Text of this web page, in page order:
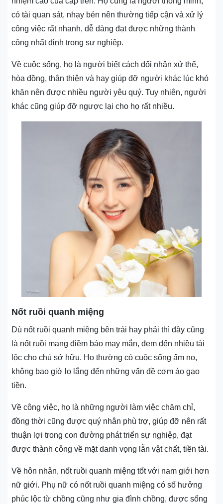
có tài quan sát, nhạy bén nên thường tiếp cận và xử lý
công việc rất nhanh, dễ dàng đạt được những thành
công nhất định trong sự nghiệp.
Về cuộc sống, họ là người biết cách đối nhân xử thế,
hòa đồng, thân thiện và hay giúp đỡ người khác lúc khó
khăn nên được nhiều người yêu quý. Tuy nhiên, người
khác cũng giúp đỡ ngược lại cho họ rất nhiều.
Nốt ruồi quanh miệng
Dù nốt ruồi quanh miệng bên trái hay phải thì đây cũng
là nốt ruồi mang điềm báo may mắn, đem đến nhiều tài
lộc cho chủ sở hữu. Họ thường có cuộc sống ấm no,
không bao giờ lo lắng đến những vấn đề cơm áo gạo
tiền.
Về công việc, họ là những người làm việc chăm chỉ,
đồng thời cũng được quý nhân phù trợ, giúp đỡ nên rất
thuận lợi trong con đường phát triển sự nghiệp, đạt
được thành công về mặt danh vọng lẫn vật chất, tiền tài.
Về hôn nhân, nốt ruồi quanh miệng tốt với nam giới hơn
nữ giới. Phụ nữ có nốt ruồi quanh miệng có số hưởng
phúc lộc từ chồng cũng như gia đình chồng, được sống